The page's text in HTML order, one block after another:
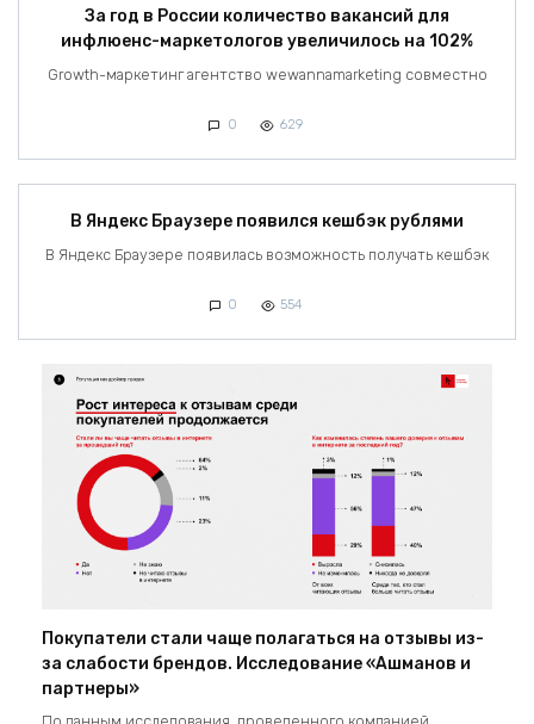
За год в России количество вакансий для
инфлюенс-маркетологов увеличилось на 102%
Growth-маркетинг агентство wewannamarketing совместно
0 629
В Яндекс Браузере появился кешбэк рублями
В Яндекс Браузере появилась возможность получать кешбэк
0 554
Покупатели стали чаще полагаться на отзывы из-
за слабости брендов. Исследование «Ашманов и
партнеры»